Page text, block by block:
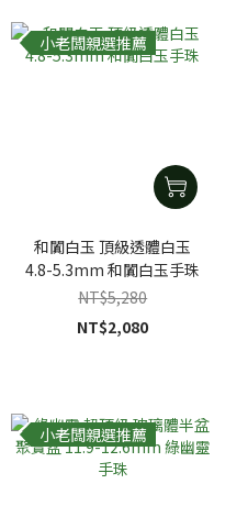
小老闆親選推薦
和闐白玉 頂級透體白玉
4.8-5.3mm 和闐白玉手珠
NT$5,280
NT$2,080
小老闆親選推薦